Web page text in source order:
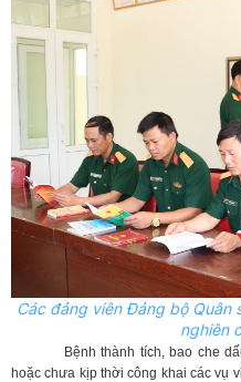
Các đảng viên Đảng bộ Quân
nghiên
Bệnh thành tích, bao che
hoặc chưa kịp thời công khai các vụ